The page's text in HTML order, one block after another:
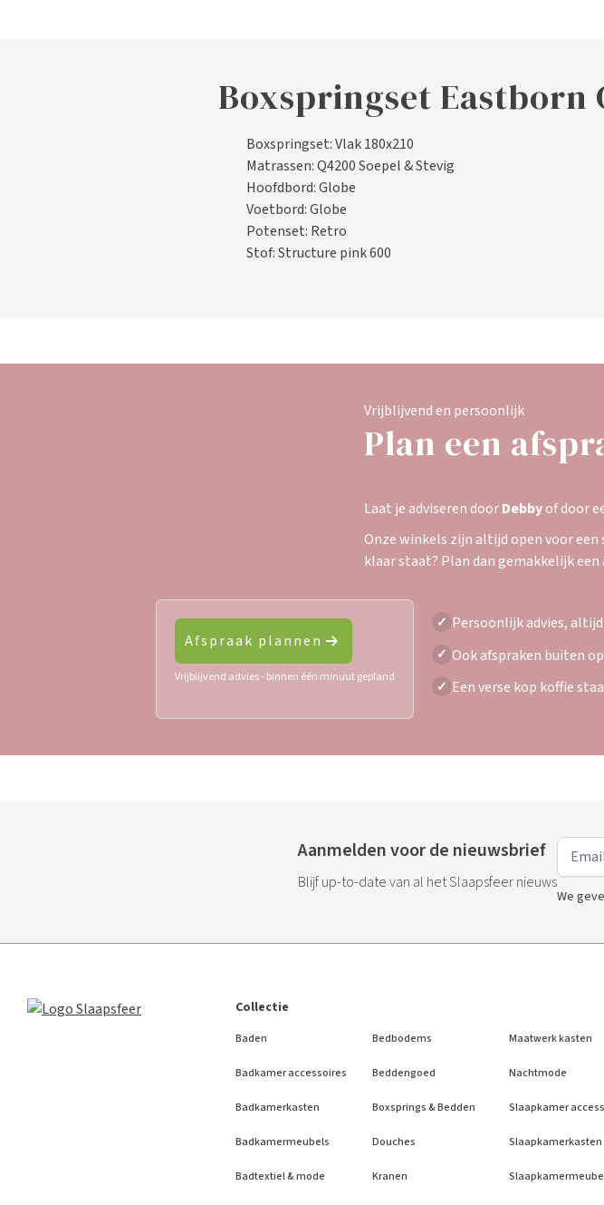
Boxspringset Eastborn
Boxspringset: Vlak 180x210
Matrassen: Q4200 Soepel & Stevig
Hoofdbord: Globe
Voetbord: Globe
Potenset: Retro
Stof: Structure pink 600
Vrijblijvend en persoonlijk
Plan een
Laat je adviseren doorDebbyof door
Onze winkels zijn altijd open voor een
klaar staat? Plan dan gemakkelijk een
Afspraak plannen
Vrijblijvend advies - binnen één minuut gepland
✓ Persoonlijk advies,
✓ Ook afspraken buiten
✓ Een verse kop koffie
Aanmelden voor de nieuwsbrief
Blijf up-to-date van al het Slaapsfeer nieuws
We
Collectie
Baden
Badkamer accessoires
Badkamerkasten
Badkamermeubels
Badtextiel & mode
Bedbodems
Beddengoed
Boxsprings & Bedden
Douches
Kranen
Maatwerk kasten
Nachtmode
Slaapkamer
Slaapkamerkasten